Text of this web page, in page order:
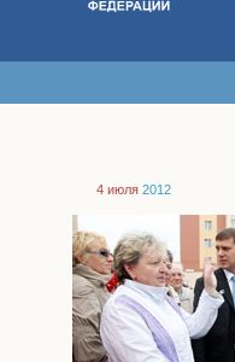
4 июля 2012